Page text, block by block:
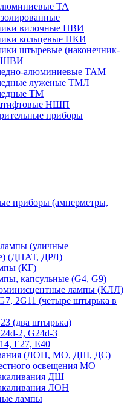
ТА
вилочные НВИ
кольцевые НКИ
штыревые (наконечник-
алюминиевые ТАМ
луженые ТМЛ
ТМ
НШП
приборы
приборы (амперметры,
лампы (уличные
(ДНАТ, ДРЛ)
(КГ)
капсульные (G4, G9)
лампы (КЛЛ)
2G11 (четыре штырька в
(два штырька)
2, G24d-3
Е27, Е40
(ЛОН, МО, ДШ, ДС)
освещения МО
ДШ
ЛОН
лампы